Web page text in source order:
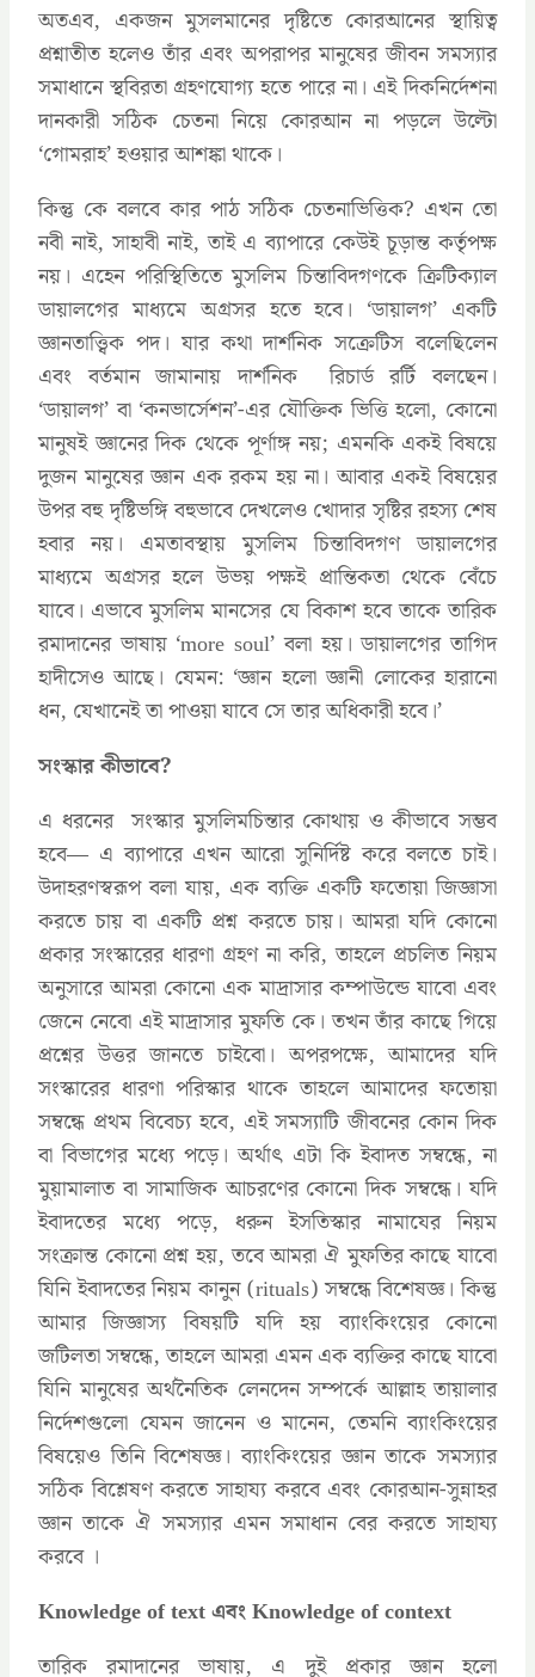
অতএব, একজন মুসলমানের দৃষ্টিতে কোরআনের স্থায়িত্ব
প্রশ্নাতীত হলেও তাঁর এবং অপরাপর মানুষের জীবন সমস্যার
সমাধানে স্থবিরতা গ্রহণযোগ্য হতে পারে না। এই দিকনির্দেশনা
দানকারী সঠিক চেতনা নিয়ে কোরআন না পড়লে উল্টো
‘গোমরাহ’ হওয়ার আশঙ্কা থাকে।
কিন্তু কে বলবে কার পাঠ সঠিক চেতনাভিত্তিক? এখন তো
নবী নাই, সাহাবী নাই, তাই এ ব্যাপারে কেউই চূড়ান্ত কর্তৃপক্ষ
নয়। এহেন পরিস্থিতিতে মুসলিম চিন্তাবিদগণকে ক্রিটিক্যাল
ডায়ালগের মাধ্যমে অগ্রসর হতে হবে। ‘ডায়ালগ’ একটি
জ্ঞানতাত্ত্বিক পদ। যার কথা দার্শনিক সক্রেটিস বলেছিলেন
এবং বর্তমান জামানায় দার্শনিক রিচার্ড রর্টি বলছেন।
‘ডায়ালগ’ বা ‘কনভার্সেশন’-এর যৌক্তিক ভিত্তি হলো, কোনো
মানুষই জ্ঞানের দিক থেকে পূর্ণাঙ্গ নয়; এমনকি একই বিষয়ে
দুজন মানুষের জ্ঞান এক রকম হয় না। আবার একই বিষয়ের
উপর বহু দৃষ্টিভঙ্গি বহুভাবে দেখলেও খোদার সৃষ্টির রহস্য শেষ
হবার নয়। এমতাবস্থায় মুসলিম চিন্তাবিদগণ ডায়ালগের
মাধ্যমে অগ্রসর হলে উভয় পক্ষই প্রান্তিকতা থেকে বেঁচে
যাবে। এভাবে মুসলিম মানসের যে বিকাশ হবে তাকে তারিক
রমাদানের ভাষায় ‘more soul’ বলা হয়। ডায়ালগের তাগিদ
হাদীসেও আছে। যেমন: ‘জ্ঞান হলো জ্ঞানী লোকের হারানো
ধন, যেখানেই তা পাওয়া যাবে সে তার অধিকারী হবে।’
সংস্কার কীভাবে?
এ ধরনের সংস্কার মুসলিমচিন্তার কোথায় ও কীভাবে সম্ভব
হবে— এ ব্যাপারে এখন আরো সুনির্দিষ্ট করে বলতে চাই।
উদাহরণস্বরূপ বলা যায়, এক ব্যক্তি একটি ফতোয়া জিজ্ঞাসা
করতে চায় বা একটি প্রশ্ন করতে চায়। আমরা যদি কোনো
প্রকার সংস্কারের ধারণা গ্রহণ না করি, তাহলে প্রচলিত নিয়ম
অনুসারে আমরা কোনো এক মাদ্রাসার কম্পাউন্ডে যাবো এবং
জেনে নেবো এই মাদ্রাসার মুফতি কে। তখন তাঁর কাছে গিয়ে
প্রশ্নের উত্তর জানতে চাইবো। অপরপক্ষে, আমাদের যদি
সংস্কারের ধারণা পরিস্কার থাকে তাহলে আমাদের ফতোয়া
সম্বন্ধে প্রথম বিবেচ্য হবে, এই সমস্যাটি জীবনের কোন দিক
বা বিভাগের মধ্যে পড়ে। অর্থাৎ এটা কি ইবাদত সম্বন্ধে, না
মুয়ামালাত বা সামাজিক আচরণের কোনো দিক সম্বন্ধে। যদি
ইবাদতের মধ্যে পড়ে, ধরুন ইসতিস্কার নামাযের নিয়ম
সংক্রান্ত কোনো প্রশ্ন হয়, তবে আমরা ঐ মুফতির কাছে যাবো
যিনি ইবাদতের নিয়ম কানুন (rituals) সম্বন্ধে বিশেষজ্ঞ। কিন্তু
আমার জিজ্ঞাস্য বিষয়টি যদি হয় ব্যাংকিংয়ের কোনো
জটিলতা সম্বন্ধে, তাহলে আমরা এমন এক ব্যক্তির কাছে যাবো
যিনি মানুষের অর্থনৈতিক লেনদেন সম্পর্কে আল্লাহ তায়ালার
নির্দেশগুলো যেমন জানেন ও মানেন, তেমনি ব্যাংকিংয়ের
বিষয়েও তিনি বিশেষজ্ঞ। ব্যাংকিংয়ের জ্ঞান তাকে সমস্যার
সঠিক বিশ্লেষণ করতে সাহায্য করবে এবং কোরআন-সুন্নাহর
জ্ঞান তাকে ঐ সমস্যার এমন সমাধান বের করতে সাহায্য
করবে ।
Knowledge of text এবং Knowledge of context
তারিক রমাদানের ভাষায়, এ দুই প্রকার জ্ঞান হলো